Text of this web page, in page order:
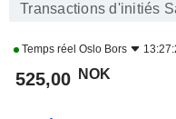
Transactions d'initiés
Temps réel Oslo Bors
525,00 NOK